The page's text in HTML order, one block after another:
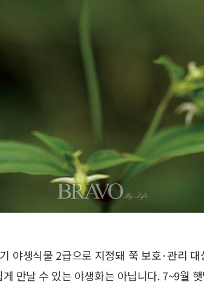
야생식물 2급으로 지정돼 쭉 보호·관리
만날 수 있는 야생화는 아닙니다. 7~9월